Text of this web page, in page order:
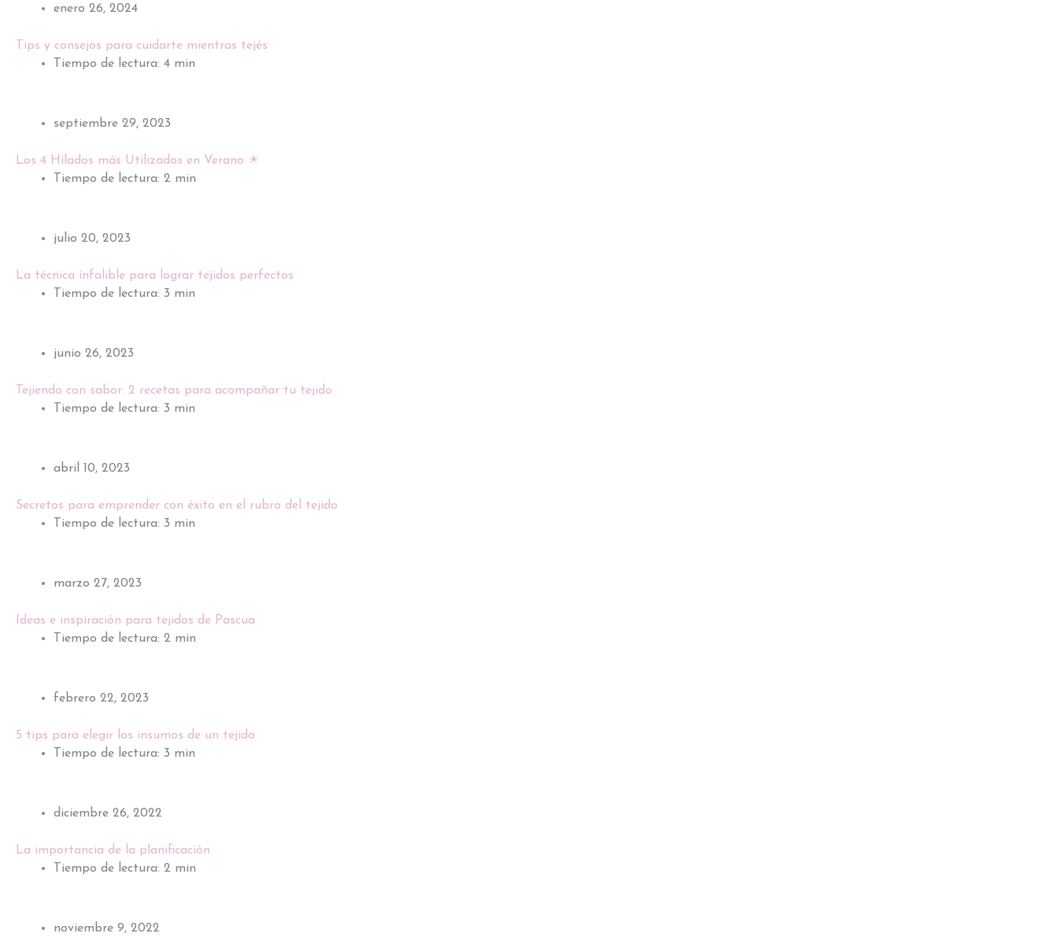
enero 26, 2024
Tips y consejos para cuidarte mientras tejés
Tiempo de lectura: 4 min
septiembre 29, 2023
Los 4 Hilados más Utilizados en Verano ☀
Tiempo de lectura: 2 min
julio 20, 2023
La técnica infalible para lograr tejidos perfectos
Tiempo de lectura: 3 min
junio 26, 2023
Tejiendo con sabor: 2 recetas para acompañar tu tejido
Tiempo de lectura: 3 min
abril 10, 2023
Secretos para emprender con éxito en el rubro del tejido
Tiempo de lectura: 3 min
marzo 27, 2023
Ideas e inspiración para tejidos de Pascua
Tiempo de lectura: 2 min
febrero 22, 2023
5 tips para elegir los insumos de un tejido
Tiempo de lectura: 3 min
diciembre 26, 2022
La importancia de la planificación
Tiempo de lectura: 2 min
noviembre 9, 2022